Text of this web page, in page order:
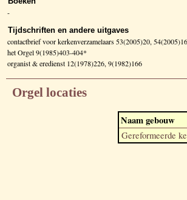
-
Tijdschriften en andere uitgaves
contactbrief voor kerkenverzamelaars 53(2005)20,
het Orgel 9(1985)403-404*
organist & eredienst 12(1978)226, 9(1982)166
Orgel locaties
Naam gebouw
Gereformeerde